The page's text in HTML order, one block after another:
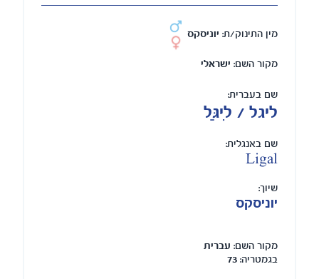
מין התינוק/ת: יוניסקס
מקור השם: ישראלי
שם בעברית:
ליגל / לִיגַּל
שם באנגלית:
Ligal
שיוך:
יוניסקס
מקור השם: עברית
בגמטריה: 73